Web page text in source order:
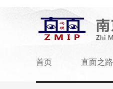
首页 直面之路